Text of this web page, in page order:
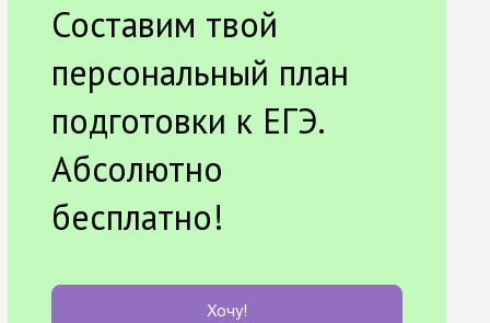
Составим твой
персональный план
подготовки к ЕГЭ.
Абсолютно
бесплатно!
Хочу!